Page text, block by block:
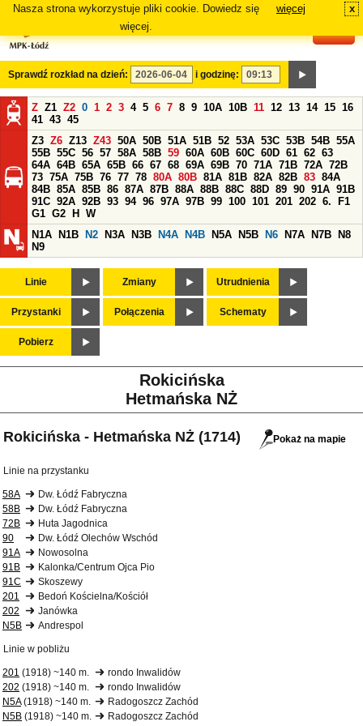
Nasza strona wykorzystuje pliki cookie. Dowiedz się
więcej.
więcej x
Sprawdź rozkład na dzień: i godzinę:
Z Z1 Z2 0 1 2 3 4 5 6 7 8 9 10A 10B 11 12 13 14 15 16
41 43 45
Z3 Z6 Z13 Z43 50A 50B 51A 51B 52 53A 53C 53B 54B 55A
55B 55C 56 57 58A 58B 59 60A 60B 60C 60D 61 62 63
64A 64B 65A 65B 66 67 68 69A 69B 70 71A 71B 72A 72B
73 75A 75B 76 77 78 80A 80B 81A 81B 82A 82B 83 84A
84B 85A 85B 86 87A 87B 88A 88B 88C 88D 89 90 91A 91B
91C 92A 92B 93 94 96 97A 97B 99 100 101 201 202 6.
F1
G1 G2 H
W
N1A
N1B N2 N3A N3B N4A N4B N5A N5B N6 N7A N7B
N8
N9
Linie Zmiany Utrudnienia
Przystanki Połączenia Schematy
Pobierz
Rokicińska
Hetmańska NŻ
Rokicińska - Hetmańska NŻ (1714) Pokaż na mapie
Linie na przystanku
58A
Dw. Łódź Fabryczna
58B
Dw. Łódź Fabryczna
72B
Huta Jagodnica
90
Dw. Łódź Olechów Wschód
91A
Nowosolna
91B
Kalonka/Centrum Ojca Pio
91C
Skoszewy
201
Bedoń Kościelna/Kościół
202
Janówka
N5B
Andrespol
Linie w pobliżu
201 (1918) ~140 m.
rondo Inwalidów
202 (1918) ~140 m.
rondo Inwalidów
N5A(1918) ~140 m.
Radogoszcz Zachód
N5B (1918) ~140 m.
Radogoszcz Zachód